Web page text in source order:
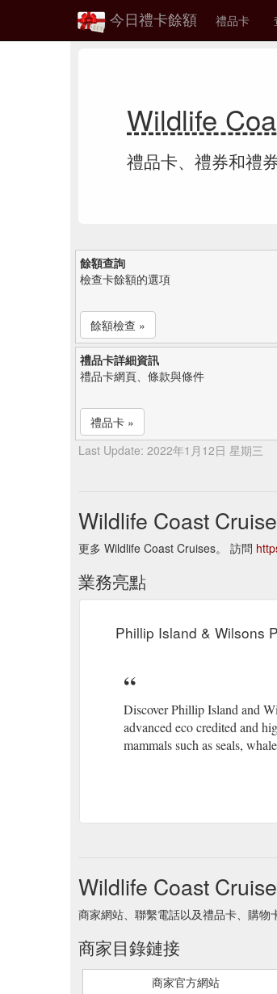
今日禮卡餘額 禮品卡
Wildlife
禮品卡、禮券和禮
餘額查詢
檢查卡餘額的選項
餘額檢查 »
禮品卡詳細資訊
禮品卡網頁、條款與條件
禮品卡 »
Last Update: 2022年1月12日 星期三
Wildlife Coast
更多 Wildlife Coast Cruises。 訪問
業務亮點
Phillip Island & Wilsons
Discover Phillip Island and
advanced eco credited and
mammals such as seals,
Wildlife Coast
商家網站、聯繫電話以及禮品卡、購
商家目錄鏈接
商家官方網站